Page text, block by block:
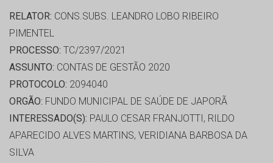
RELATOR: CONS.SUBS. LEANDRO LOBO RIBEIRO
PIMENTEL
PROCESSO: TC/2397/2021
ASSUNTO: CONTAS DE GESTÃO 2020
PROTOCOLO: 2094040
ORGÃO: FUNDO MUNICIPAL DE SAÚDE DE JAPORÃ
INTERESSADO(S): PAULO CESAR FRANJOTTI, RILDO
APARECIDO ALVES MARTINS, VERIDIANA BARBOSA DA
SILVA